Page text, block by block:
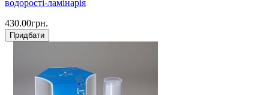
водорості-ламінарія
430.00грн.
Придбати